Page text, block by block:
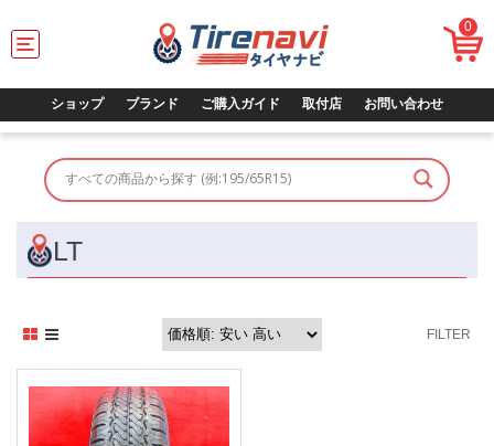
T
o
l
g
a
t
n
0
ショップ ブランド ご購入ガイド 取付店 お問い合わせ
LT
FILTER